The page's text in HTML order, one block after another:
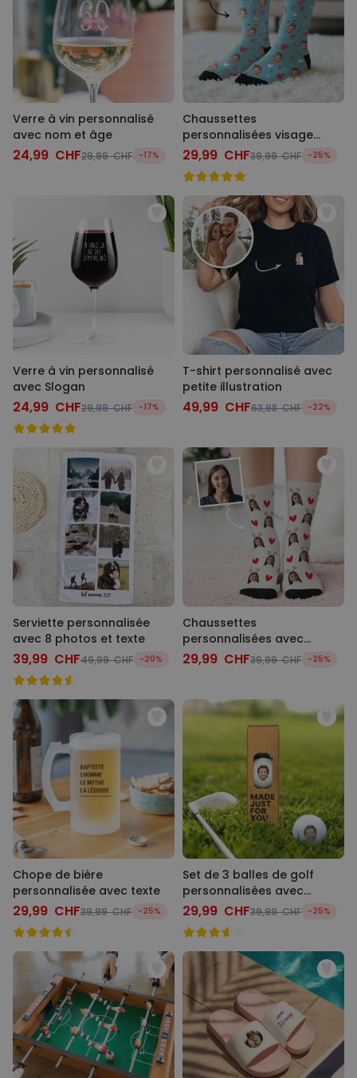
Verre à vin personnalisé
avec nom et âge
24,99 CHF29,99 CHF -17%
Chaussettes
personnalisées visage
motifs amour
29,99 CHF39,99 CHF -25%
Verre à vin personnalisé
avec Slogan
24,99 CHF29,99 CHF -17%
T-shirt personnalisé avec
petite illustration
49,99 CHF63,98 CHF -22%
Serviette personnalisée
avec 8 photos et texte
39,99 CHF49,99 CHF -20%
Chaussettes
personnalisées avec
visage et oreilles de lapin
29,99 CHF39,99 CHF -25%
Chope de bière
personnalisée avec texte
29,99 CHF39,99 CHF -25%
Set de 3 balles de golf
personnalisées avec
visage
29,99 CHF39,99 CHF -25%